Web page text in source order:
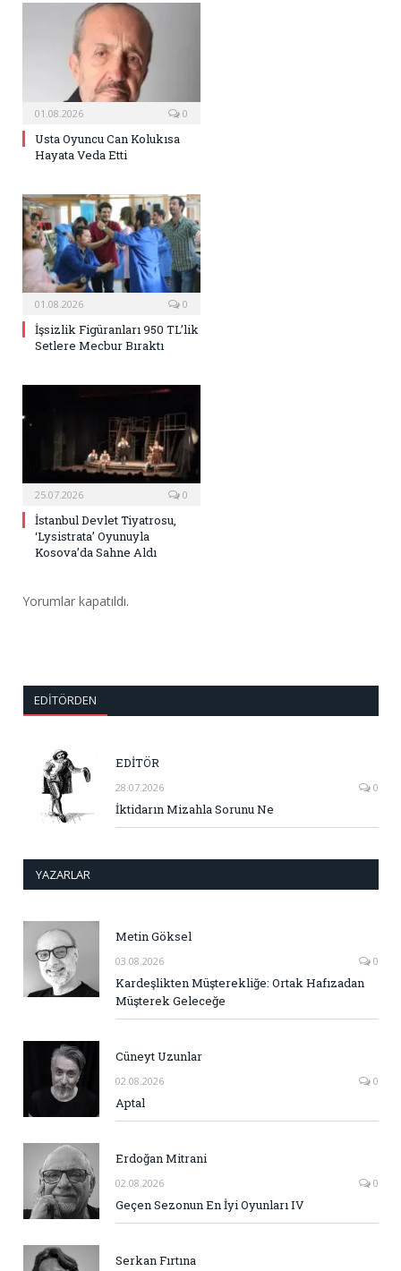
01.08.2026 0
Usta Oyuncu Can Kolukısa
Hayata Veda Etti
01.08.2026 0
İşsizlik Figüranları 950 TL’lik
Setlere Mecbur Bıraktı
25.07.2026 0
İstanbul Devlet Tiyatrosu,
‘Lysistrata’ Oyunuyla
Kosova’da Sahne Aldı
Yorumlar kapatıldı.
EDITÖRDEN
EDİTÖR
28.07.2026 0
İktidarın Mizahla Sorunu Ne
YAZARLAR
Metin Göksel
03.08.2026 0
Kardeşlikten Müşterekliğe: Ortak Hafızadan
Müşterek Geleceğe
Cüneyt Uzunlar
02.08.2026 0
Aptal
Erdoğan Mitrani
02.08.2026 0
Geçen Sezonun En İyi Oyunları IV
Serkan Fırtına